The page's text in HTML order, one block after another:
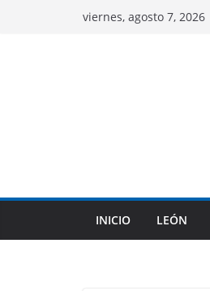
viernes, agosto 7, 2026
INICIO LEÓN